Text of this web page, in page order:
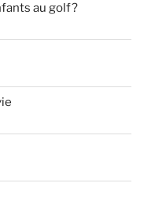
au golf?